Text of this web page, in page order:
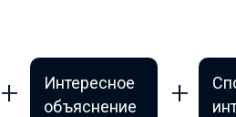
Интересное
объяснение